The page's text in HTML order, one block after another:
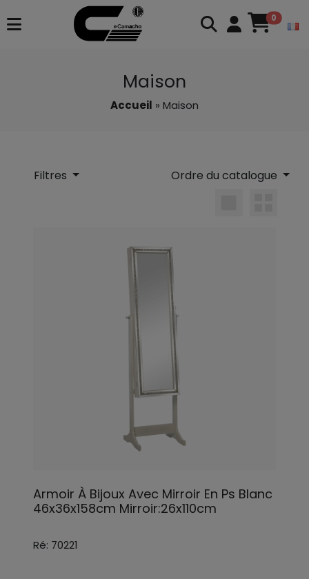
0
Maison
Accueil » Maison
Filtres Ordre du catalogue
Armoir À Bijoux Avec Mirroir En Ps Blanc
46x36x158cm Mirroir:26x110cm
Ré: 70221